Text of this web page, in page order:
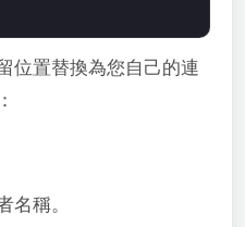
位置替換為您自己的連
名稱。